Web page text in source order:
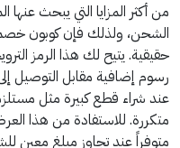
من أكثر المزايا التي يبحث عنها
الشحن، ولذلك فإن كوبون
حقيقية. يتيح لك هذا الرمز
رسوم إضافية مقابل التوصيل
عند شراء قطع كبيرة مثل
متكررة. للاستفادة من هذا
متوفراً عند تجاوز مبلغ معين